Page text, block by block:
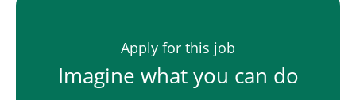
Apply for this job
Imagine what you can do